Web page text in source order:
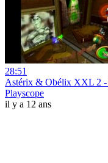
28:51
Astérix & Obélix XXL 2 -
Playscope
il y a 12 ans